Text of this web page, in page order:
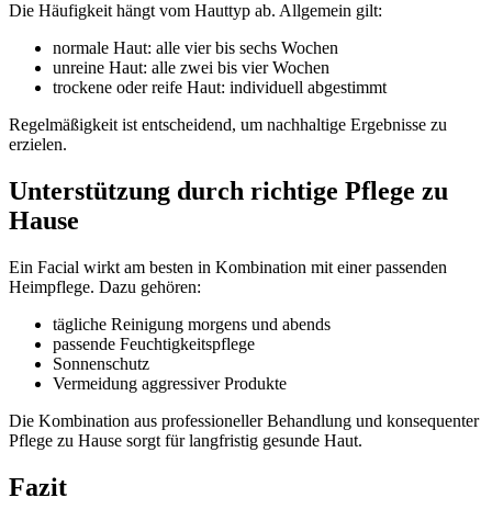
Die Häufigkeit hängt vom Hauttyp ab. Allgemein gilt:
normale Haut: alle vier bis sechs Wochen
unreine Haut: alle zwei bis vier Wochen
trockene oder reife Haut: individuell abgestimmt
Regelmäßigkeit ist entscheidend, um nachhaltige Ergebnisse zu
erzielen.
Unterstützung durch richtige Pflege zu
Hause
Ein Facial wirkt am besten in Kombination mit einer passenden
Heimpflege. Dazu gehören:
tägliche Reinigung morgens und abends
passende Feuchtigkeitspflege
Sonnenschutz
Vermeidung aggressiver Produkte
Die Kombination aus professioneller Behandlung und konsequenter
Pflege zu Hause sorgt für langfristig gesunde Haut.
Fazit